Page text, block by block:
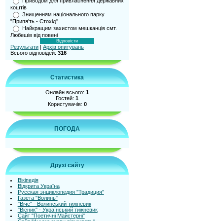
коштів
Знищенням національного парку
"Припя’ть - Стохід"
Найкращим захистом мешканців смт.
Любешів від повені
Результати | Архів опитувань
Всього відповідей: 316
Статистика
Онлайн всього: 1
Гостей: 1
Користувачів: 0
ПОГОДА
Друзі сайту
Вікіпедія
Відкрита Україна
Русская энциклопедия "Традиция"
Газета "Волинь"
"Віче" - Волинський тижневик
"Вісник" - Український тижневик
Сайт "Поетичні Майстерні"